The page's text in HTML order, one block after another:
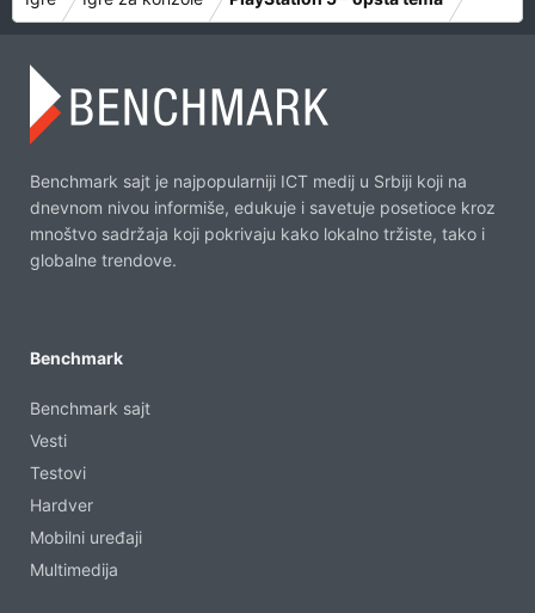
Benchmark sajt je najpopularniji ICT medij u Srbiji koji na
dnevnom nivou informiše, edukuje i savetuje posetioce kroz
mnoštvo sadržaja koji pokrivaju kako lokalno tržiste, tako i
globalne trendove.
Benchmark
Benchmark sajt
Vesti
Testovi
Hardver
Mobilni uređaji
Multimedija